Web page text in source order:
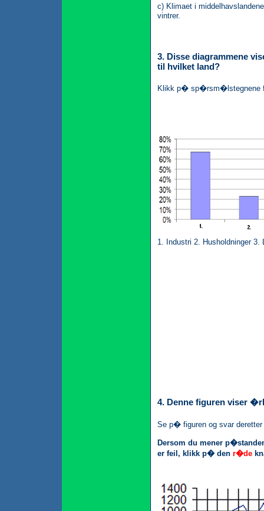
c) Klimaet i
vintrer.
3. Disse diagrammene
til hvilket land?
Klikk p� sp�rsm�lstegnene
1. Industri 2. Husholdninger 3.
4. Denne figuren viser
Se p� figuren og svar
Dersom du mener
er feil, klikk p� den r�de